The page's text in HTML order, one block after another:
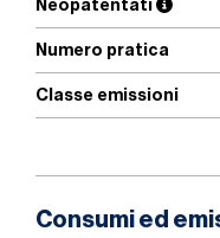
Neopatentati
Numero pratica
Classe emissioni
Consumi ed